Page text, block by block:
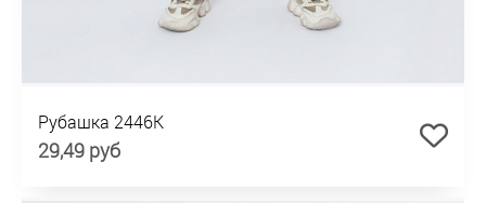
Рубашка 2446K
29,49 руб